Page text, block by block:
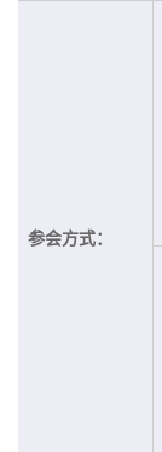
参会方式：